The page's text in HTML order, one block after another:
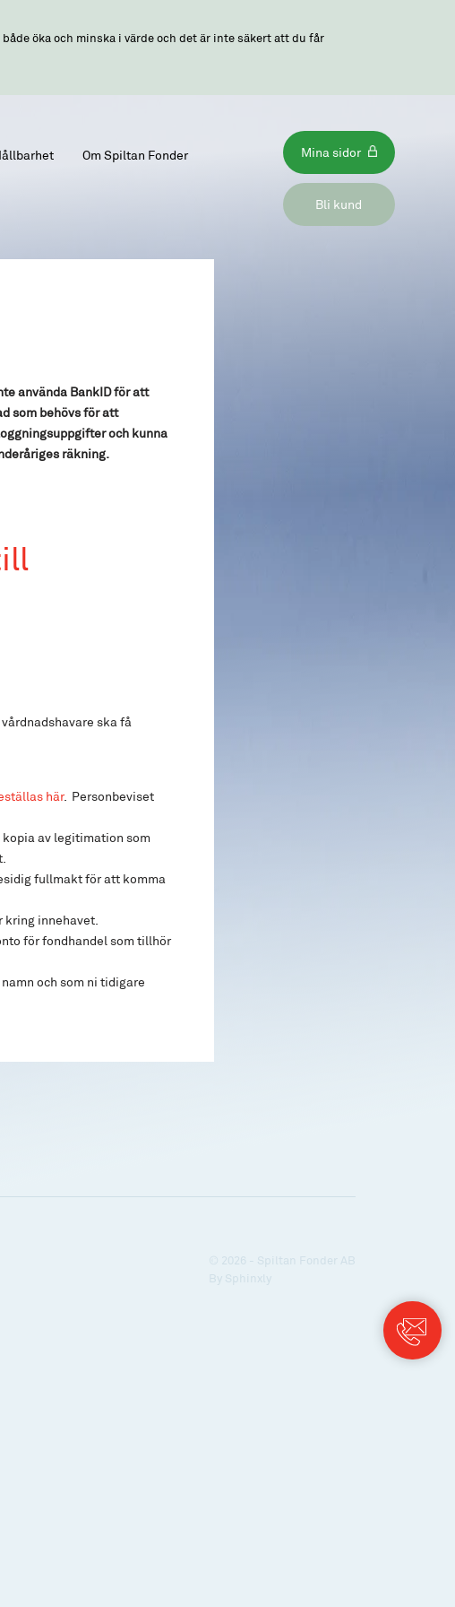
öka och minska i värde och det är inte säkert att du får
Bli kund
Mina sidor
Om Spiltan Fonder
använda BankID för att
som behövs för att
och kunna
räkning.
ska få
här. Personbeviset
av legitimation som
fullmakt för att komma
innehavet.
för fondhandel som tillhör
och som ni tidigare
© 2026 - Spiltan Fonder AB
By Sphinxly